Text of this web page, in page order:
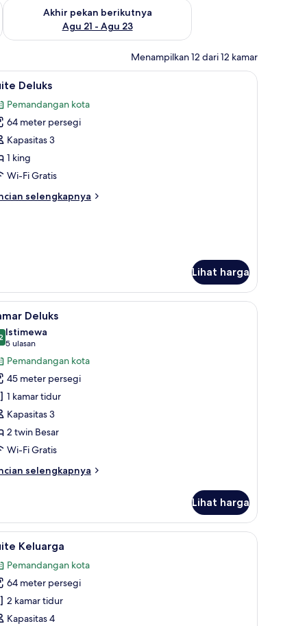
Agu 14 - Agu 16
Akhir pekan berikutnya
Agu 21 - Agu 23
Periksa ketersediaan untuk akhir pekan berikutnya Agu 21 -
Menampilkan 12 dari 12 kamar
meja kerja Suite Deluks | Selimut bulu angsa, minibar,
7 Deluks
Pemandangan kota
64 meter persegi
Kapasitas 3
1 king
Wi-Fi Gratis
selengkapnya
Lihat harga
meja kerja Selimut bulu angsa, minibar, brankas, dan
8 Deluks
dari 10
Istimewa
5 ulasan
(5
ulasan)
Pemandangan kota
45 meter persegi
1 kamar tidur
Kapasitas 3
2 twin Besar
Wi-Fi Gratis
selengkapnya
Lihat harga
meja kerja Suite Keluarga | Selimut bulu angsa,
7 Keluarga
Pemandangan kota
64 meter persegi
2 kamar tidur
Kapasitas 4